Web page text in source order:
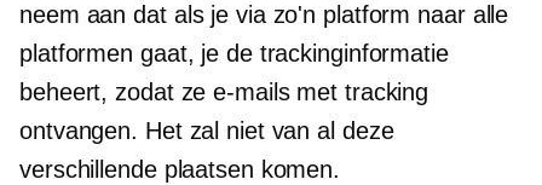
neem aan dat als je via zo'n platform naar alle
platformen gaat, je de trackinginformatie
beheert, zodat ze e-mails met tracking
ontvangen. Het zal niet van al deze
verschillende plaatsen komen.